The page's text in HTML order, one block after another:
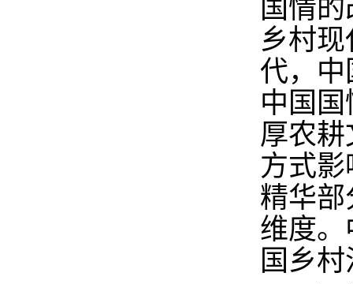
国情
乡村
代，
中国
厚农
方式
精华
维度
国乡